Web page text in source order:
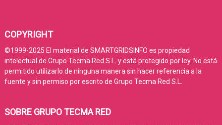
COPYRIGHT
©1999-2025 El material de SMARTGRIDSINFO es propiedad
intelectual de Grupo Tecma Red S.L. y está protegido por ley. No está
permitido utilizarlo de ninguna manera sin hacer referencia a la
fuente y sin permiso por escrito de Grupo Tecma Red S.L.
SOBRE GRUPO TECMA RED